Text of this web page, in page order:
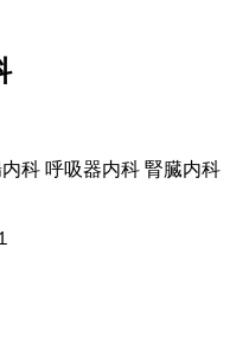
科 呼吸器内科 腎臓内科